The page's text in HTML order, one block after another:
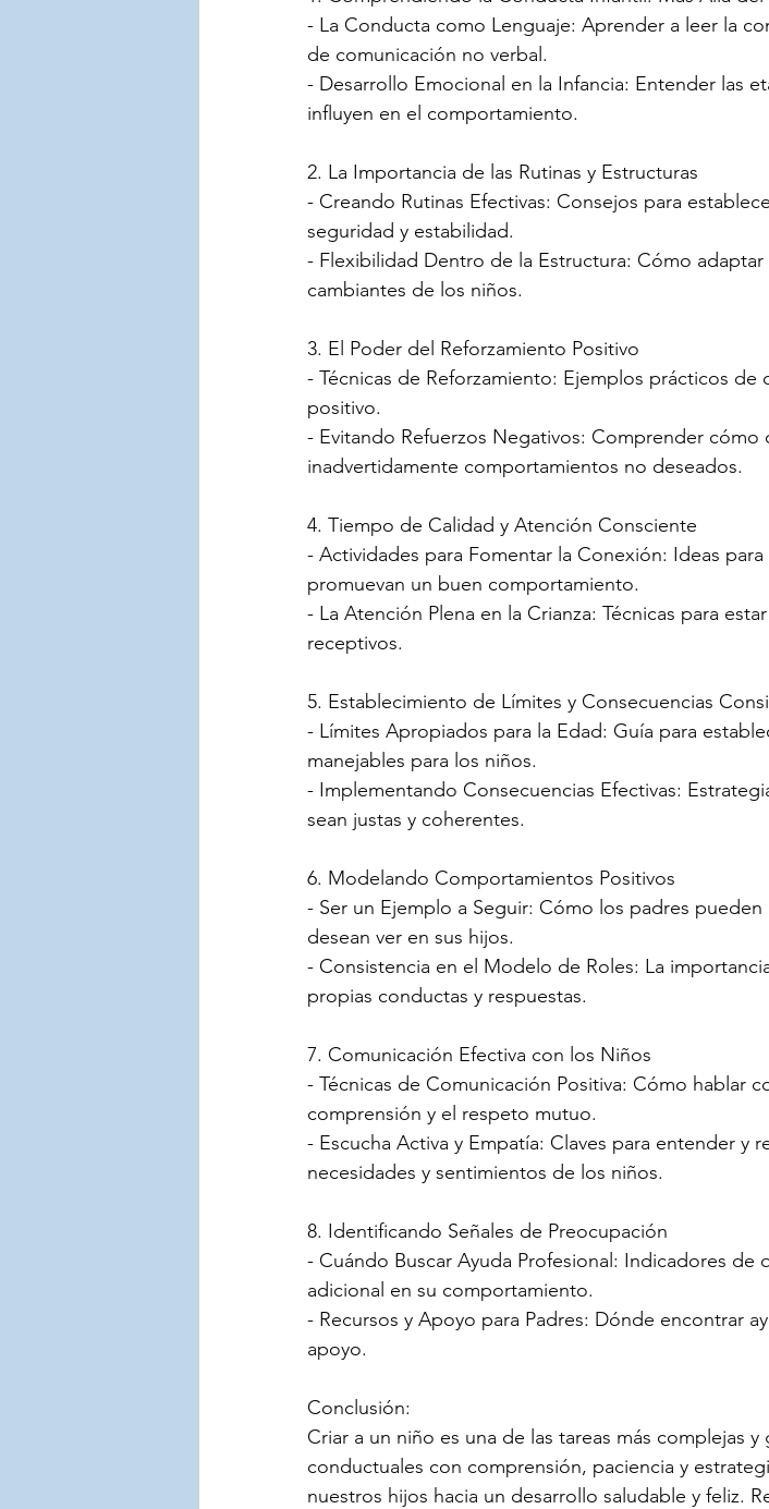
- La Conducta como Lenguaje: Aprender a leer la
de comunicación no verbal.
- Desarrollo Emocional en la Infancia: Entender las
influyen en el comportamiento.
2. La Importancia de las Rutinas y Estructuras
- Creando Rutinas Efectivas: Consejos para
seguridad y estabilidad.
- Flexibilidad Dentro de la Estructura: Cómo adaptar
cambiantes de los niños.
3. El Poder del Reforzamiento Positivo
- Técnicas de Reforzamiento: Ejemplos prácticos
positivo.
- Evitando Refuerzos Negativos: Comprender cómo
inadvertidamente comportamientos no deseados.
4. Tiempo de Calidad y Atención Consciente
- Actividades para Fomentar la Conexión: Ideas
promuevan un buen comportamiento.
- La Atención Plena en la Crianza: Técnicas para
receptivos.
5. Establecimiento de Límites y Consecuencias
- Límites Apropiados para la Edad: Guía para
manejables para los niños.
- Implementando Consecuencias Efectivas:
sean justas y coherentes.
6. Modelando Comportamientos Positivos
- Ser un Ejemplo a Seguir: Cómo los padres
desean ver en sus hijos.
- Consistencia en el Modelo de Roles: La
propias conductas y respuestas.
7. Comunicación Efectiva con los Niños
- Técnicas de Comunicación Positiva: Cómo hablar
comprensión y el respeto mutuo.
- Escucha Activa y Empatía: Claves para entender y
necesidades y sentimientos de los niños.
8. Identificando Señales de Preocupación
- Cuándo Buscar Ayuda Profesional: Indicadores
adicional en su comportamiento.
- Recursos y Apoyo para Padres: Dónde encontrar
apoyo.
Conclusión:
Criar a un niño es una de las tareas más complejas
conductuales con comprensión, paciencia y
nuestros hijos hacia un desarrollo saludable y feliz.